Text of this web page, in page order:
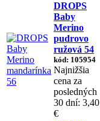
DROPS
Baby
Merino
pudrovo
ružová 54
kód: 105954
Najnižšia
cena za
posledných
30 dní: 3,40
€